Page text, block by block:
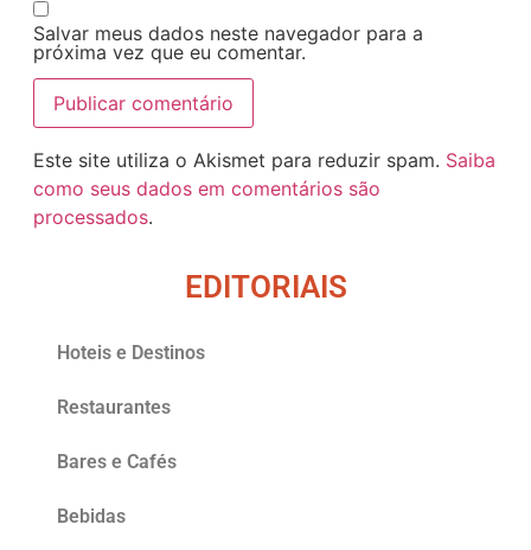
Salvar meus dados neste navegador para a
próxima vez que eu comentar.
Este site utiliza o Akismet para reduzir spam. Saiba
como seus dados em comentários são
processados.
EDITORIAIS
Hoteis e Destinos
Restaurantes
Bares e Cafés
Bebidas